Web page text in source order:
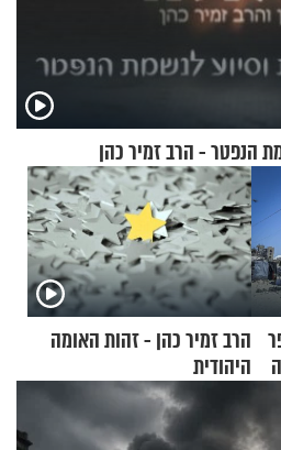
הנפטר - הרב זמיר כהן
הרב זמיר כהן - זהות האומה
היהודית